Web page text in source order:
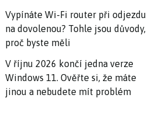
Vypínáte Wi-Fi router při odjezdu
na dovolenou? Tohle jsou důvody,
proč byste měli
V říjnu 2026 končí jedna verze
Windows 11. Ověřte si, že máte
jinou a nebudete mít problém